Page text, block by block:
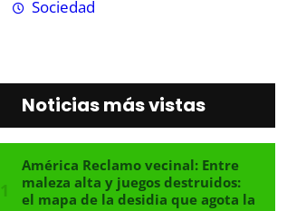
Sociedad
Noticias más vistas